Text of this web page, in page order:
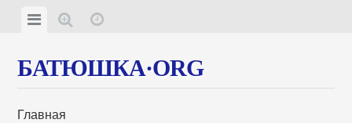
БАТЮШКА·ORG
Главная